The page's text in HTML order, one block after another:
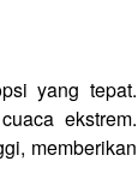
yang tepat.
ekstrem.
memberikan